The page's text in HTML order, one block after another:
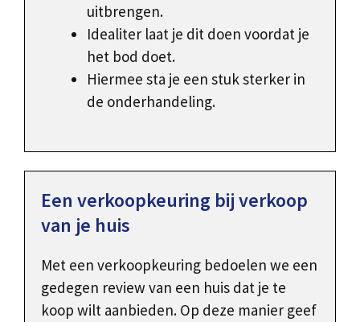
uitbrengen.
Idealiter laat je dit doen voordat je
het bod doet.
Hiermee sta je een stuk sterker in
de onderhandeling.
Een verkoopkeuring bij verkoop
van je huis
Met een verkoopkeuring bedoelen we een
gedegen review van een huis dat je te
koop wilt aanbieden. Op deze manier geef